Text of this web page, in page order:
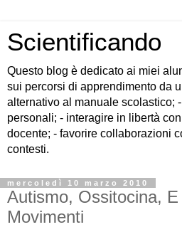
Scientificando
Questo blog è dedicato ai miei
sui percorsi di apprendimento da
alternativo al manuale scolastico;
personali; - interagire in libertà
docente; - favorire collaborazioni
contesti.
mercoledì 10 marzo 2010
Autismo, Ossitocina,
Movimenti